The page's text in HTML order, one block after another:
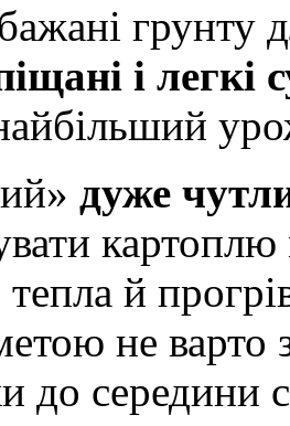
грунту
і легкі
дуже
картоплю
тепла й
не варто
до середини